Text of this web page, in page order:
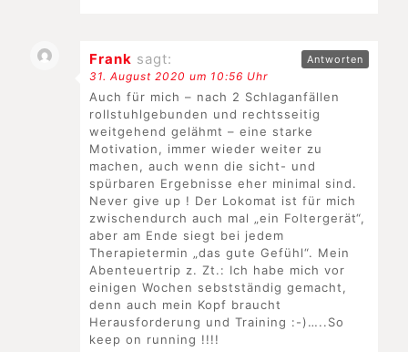
Frank sagt:
31. August 2020 um 10:56 Uhr
Auch für mich – nach 2 Schlaganfällen
rollstuhlgebunden und rechtsseitig
weitgehend gelähmt – eine starke
Motivation, immer wieder weiter zu
machen, auch wenn die sicht- und
spürbaren Ergebnisse eher minimal sind.
Never give up ! Der Lokomat ist für mich
zwischendurch auch mal „ein Foltergerät“,
aber am Ende siegt bei jedem
Therapietermin „das gute Gefühl“. Mein
Abenteuertrip z. Zt.: Ich habe mich vor
einigen Wochen sebstständig gemacht,
denn auch mein Kopf braucht
Herausforderung und Training :-)…..So
keep on running !!!!
Antworten